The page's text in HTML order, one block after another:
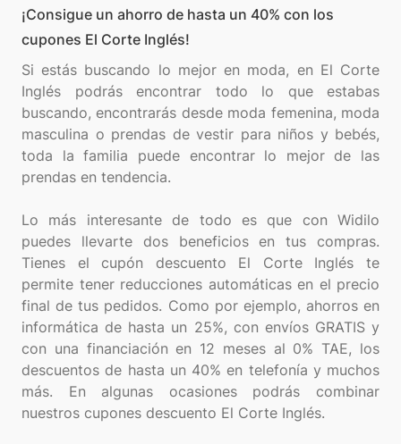
¡Consigue un ahorro de hasta un 40% con los
cupones El Corte Inglés!
Si estás buscando lo mejor en moda, en El Corte
Inglés podrás encontrar todo lo que estabas
buscando, encontrarás desde moda femenina, moda
masculina o prendas de vestir para niños y bebés,
toda la familia puede encontrar lo mejor de las
prendas en tendencia.
Lo más interesante de todo es que con Widilo
puedes llevarte dos beneficios en tus compras.
Tienes el cupón descuento El Corte Inglés te
permite tener reducciones automáticas en el precio
final de tus pedidos. Como por ejemplo, ahorros en
informática de hasta un 25%, con envíos GRATIS y
con una financiación en 12 meses al 0% TAE, los
descuentos de hasta un 40% en telefonía y muchos
más. En algunas ocasiones podrás combinar
nuestros cupones descuento El Corte Inglés.